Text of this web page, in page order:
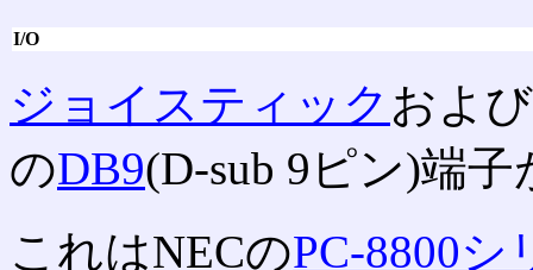
I/O
ジョイスティック および
のDB9(D-sub 9ピン)端
これはNECのPC-8800シ